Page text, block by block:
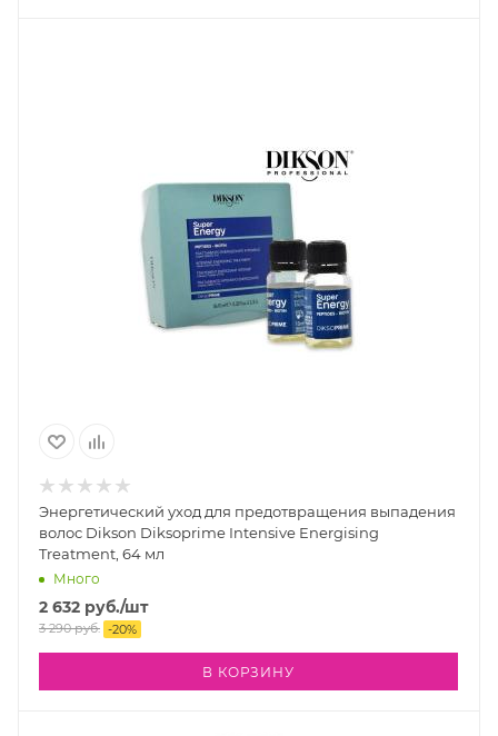
Энергетический уход для предотвращения выпадения
волос Dikson Diksoprime Intensive Energising
Treatment, 64 мл
Много
2 632 руб./шт
3 290руб. -20%
В КОРЗИНУ